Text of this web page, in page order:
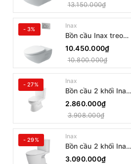
13.150.000₫
- 3% Inax
Bồn cầu Inax treo
tường AC-23PVN
10.450.000₫
10.800.000₫
- 27% Inax
Bồn cầu 2 khối Inax
AC-514VAN
2.860.000₫
3.908.000₫
- 29% Inax
Bồn cầu 2 khối Inax
AC-602VAN
3.090.000₫